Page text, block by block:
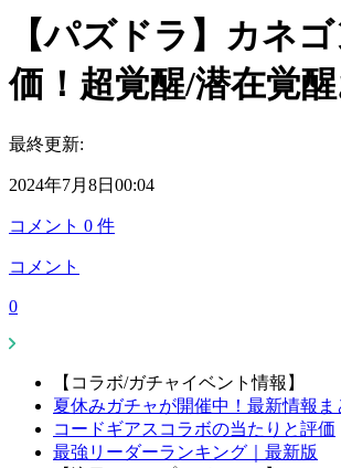
【パズドラ】カネ
価！超覚醒/潜在覚
最終更新:
2024年7月8日00:04
コメント 0 件
コメント
0
【コラボ/ガチャイベント情報】
夏休みガチャが開催中！最新情報ま
コードギアスコラボの当たりと評価
最強リーダーランキング｜最新版